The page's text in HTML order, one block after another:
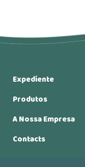
Expediente
Produtos
A Nossa Empresa
Contacts